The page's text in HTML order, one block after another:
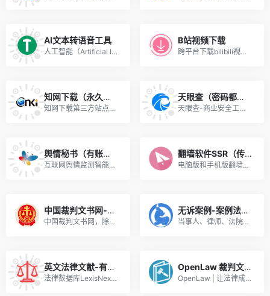
AI文本转语音工具
人工智能（Artificial Intelligence），英文缩写为AI，二十世纪七十年代以来被称为世界三大尖端技术之一（空间技术、能源技术、人工智能）。
B站视频下载
跨平台下载bilibili视频桌面端软件，支持windows、macOS、Linux，界面简单非常好用。
知网下载（永久会员！密码不知道联系我）
知网下载第三方站点，登陆后选择源下载文档
天眼查（密码都统一了 不知道的联系我）
天眼查-商业安全工具_企业信息查询_公司查询_工商查询_企业信用信息系统
舆情秘书（有账号密码）
互联网舆情监测智能云平台 有账号，未经许可不得随意分享，否则拉黑！
翻墙软件SSR（传播太广泛！密码2022.11.8已更改，不对外提供！）
电脑版和手机版翻墙软件，具体情况看操作说明，注意不要外传！！！
中国裁判文书网-鼎鼎大名
中国裁判文书网，除拥有检索、查看、收藏、分享、下载的主体功能外，同时提供用户注册、登录，建议，留言等附加功能，满足用户对裁判文书网多样的使用需求。
无诉案例-案例法规知识查询-好用！
当事人、律师、法院、法院、标题或法院观点进行检索
英文法律文献-有账号！！！
法律数据库LexisNexis/HeinOnline/Westlaw法信万律律商
OpenLaw 裁判文书检索
OpenLaw | 让法律成为一种信仰 OpenLaw,开放法律联盟,裁判文书,中国裁判文书,裁判文书检索,按法院检索,按当事人检索,按分类检索